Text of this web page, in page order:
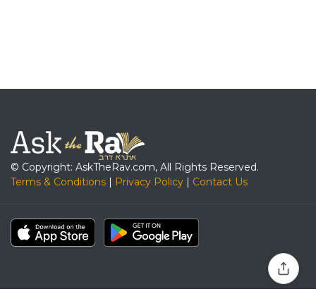
© Copyright: AskTheRav.com, All Rights Reserved.
Terms & Conditions | Privacy Policy | Contact Us